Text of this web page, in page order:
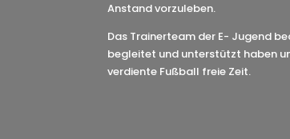
Anstand vorzuleben.
Das Trainerteam der E- Jugend
begleitet und unterstützt haben
verdiente Fußball freie Zeit.